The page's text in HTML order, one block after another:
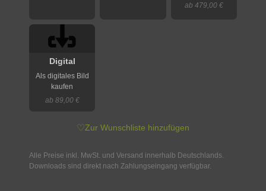
ab 479,00 €
Digital
Als digitales Bild
kaufen
ab 89,00 €
♡Zur Wunschliste hinzufügen
Alle Preise inkl. MwSt. und Versand innerhalb Deutschlands.
Downloads sind direkt nach Zahlungseingang verfügbar.